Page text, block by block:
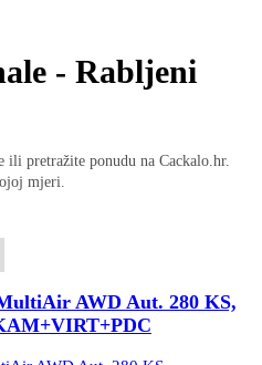
- Rabljeni
pretražite ponudu na Cackalo.hr.
mjeri.
AWD Aut. 280 KS,